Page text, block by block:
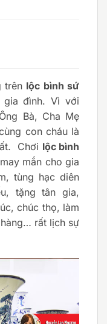
trên lộc bình sứ
đình. Vì với
Bà, Cha Mẹ
con cháu là
Chơi lộc bình
mắn cho gia
tùng hạc diên
tặng tân gia,
chúc thọ, làm
rất lịch sự